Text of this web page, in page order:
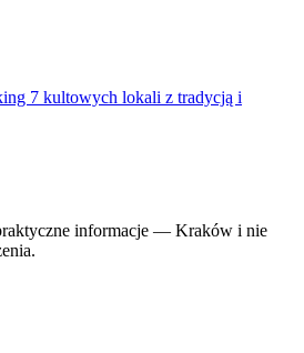
7 kultowych lokali z tradycją i
informacje — Kraków i nie